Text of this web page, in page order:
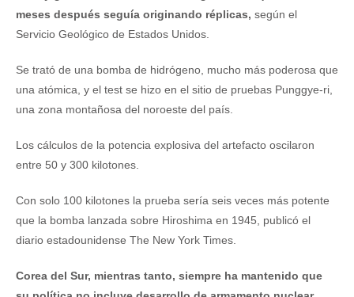
meses después seguía originando réplicas, según el
Servicio Geológico de Estados Unidos.
Se trató de una bomba de hidrógeno, mucho más poderosa que
una atómica, y el test se hizo en el sitio de pruebas Punggye-ri,
una zona montañosa del noroeste del país.
Los cálculos de la potencia explosiva del artefacto oscilaron
entre 50 y 300 kilotones.
Con solo 100 kilotones la prueba sería seis veces más potente
que la bomba lanzada sobre Hiroshima en 1945, publicó el
diario estadounidense The New York Times.
Corea del Sur, mientras tanto, siempre ha mantenido que